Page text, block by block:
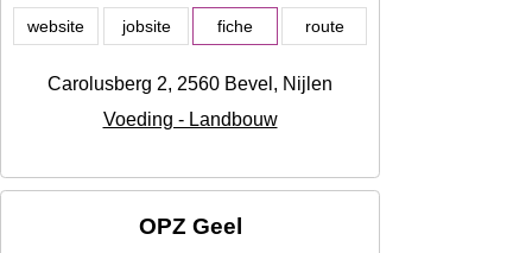
website jobsite fiche route
Carolusberg 2, 2560 Bevel, Nijlen
Voeding - Landbouw
OPZ Geel